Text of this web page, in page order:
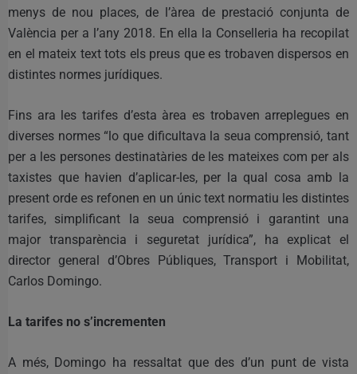
menys de nou places, de l’àrea de prestació conjunta de
València per a l’any 2018. En ella la Conselleria ha recopilat
en el mateix text tots els preus que es trobaven dispersos en
distintes normes jurídiques.
Fins ara les tarifes d’esta àrea es trobaven arreplegues en
diverses normes “lo que dificultava la seua comprensió, tant
per a les persones destinatàries de les mateixes com per als
taxistes que havien d’aplicar-les, per la qual cosa amb la
present orde es refonen en un únic text normatiu les distintes
tarifes, simplificant la seua comprensió i garantint una
major transparència i seguretat jurídica”, ha explicat el
director general d’Obres Públiques, Transport i Mobilitat,
Carlos Domingo.
La tarifes no s’incrementen
A més, Domingo ha ressaltat que des d’un punt de vista